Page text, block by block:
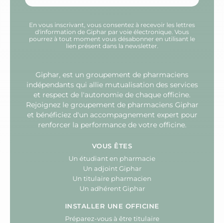
En vous inscrivant, vous consentez à recevoir les lettres
d'information de Giphar par voie électronique. Vous
pourrez à tout moment vous désabonner en utilisant le
lien présent dans la newsletter.
Giphar, est un groupement de pharmaciens
indépendants qui allie mutualisation des services
et respect de l'autonomie de chaque officine.
Rejoignez le groupement de pharmaciens Giphar
et bénéficiez d'un accompagnement expert pour
renforcer la performance de votre officine.
VOUS ÊTES
Un étudiant en pharmacie
Un adjoint Giphar
Un titulaire pharmacien
Un adhérent Giphar
INSTALLER UNE OFFICINE
Préparez-vous à être titulaire